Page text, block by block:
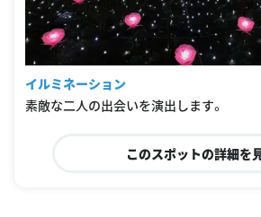
イルミネーション
素敵な二人の出会いを演出します。
このスポットの詳細を